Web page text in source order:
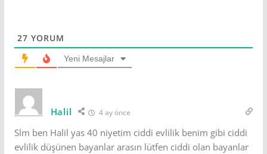
27 YORUM
Yeni Mesajlar
Halil 4 ay önce
Slm ben Halil yas 40 niyetim ciddi evlilik benim gibi ciddi
evlilik düşünen bayanlar arasın lütfen ciddi olan bayanlar